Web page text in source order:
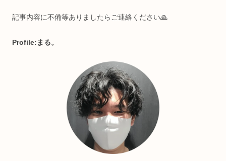
・プログラミング全般
・節約＆ポイ活
などのお役立ち情報をお届けする、複合系オウンドメディ
読みやすさ重視でうっとうしい広告付けてません。が、お
困ったら許して(๑ ❛ ֊ ❛„)